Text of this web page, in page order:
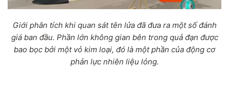
Giới phân tích khi quan sát tên lửa đã đưa ra một số đánh
giá ban đầu. Phần lớn không gian bên trong quả đạn được
bao bọc bởi một vỏ kim loại, đó là một phần của động cơ
phản lực nhiên liệu lỏng.